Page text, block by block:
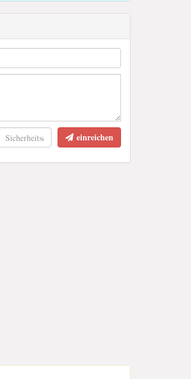
einreichen